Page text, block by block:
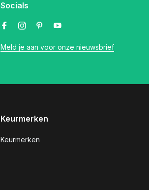
Socials
Meld je aan voor onze nieuwsbrief
Keurmerken
Keurmerken